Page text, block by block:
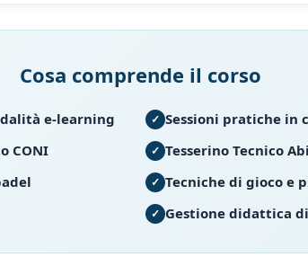
Cosa comprende il corso
e-learning
Sessioni pratiche in
CONI
Tesserino Tecnico
Tecniche di gioco e
Gestione didattica